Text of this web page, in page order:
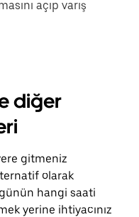
açıp varış
diğer
gitmeniz
olarak
hangi saati
yerine ihtiyacınız